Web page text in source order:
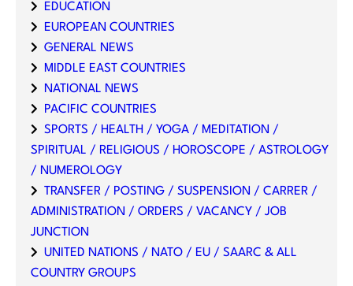
EDUCATION
EUROPEAN COUNTRIES
GENERAL NEWS
MIDDLE EAST COUNTRIES
NATIONAL NEWS
PACIFIC COUNTRIES
SPORTS / HEALTH / YOGA / MEDITATION /
SPIRITUAL / RELIGIOUS / HOROSCOPE / ASTROLOGY
/ NUMEROLOGY
TRANSFER / POSTING / SUSPENSION / CARRER /
ADMINISTRATION / ORDERS / VACANCY / JOB
JUNCTION
UNITED NATIONS / NATO / EU / SAARC & ALL
COUNTRY GROUPS